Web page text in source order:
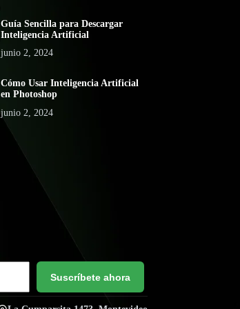
Guía Sencilla para Descargar
Inteligencia Artificial
junio 2, 2024
Cómo Usar Inteligencia Artificial
en Photoshop
junio 2, 2024
Suscríbete ahora